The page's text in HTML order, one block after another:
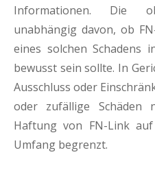
Informationen. Die
unabhängig davon, ob
eines solchen Schadens
bewusst sein sollte. In
Ausschluss oder
oder zufällige
Haftung von FN-Link
Umfang begrenzt.